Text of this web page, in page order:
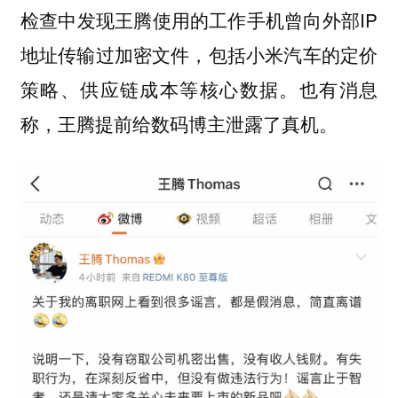
检查中发现王腾使用的工作手机曾向外部IP
地址传输过加密文件，包括小米汽车的定价
策略、供应链成本等核心数据。也有消息
称，王腾提前给数码博主泄露了真机。